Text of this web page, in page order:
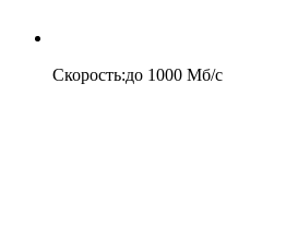
Скорость:до 1000 Мб/c